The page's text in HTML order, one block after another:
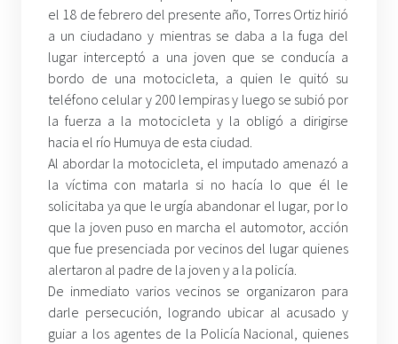
el 18 de febrero del presente año, Torres Ortiz hirió
a un ciudadano y mientras se daba a la fuga del
lugar interceptó a una joven que se conducía a
bordo de una motocicleta, a quien le quitó su
teléfono celular y 200 lempiras y luego se subió por
la fuerza a la motocicleta y la obligó a dirigirse
hacia el río Humuya de esta ciudad.
Al abordar la motocicleta, el imputado amenazó a
la víctima con matarla si no hacía lo que él le
solicitaba ya que le urgía abandonar el lugar, por lo
que la joven puso en marcha el automotor, acción
que fue presenciada por vecinos del lugar quienes
alertaron al padre de la joven y a la policía.
De inmediato varios vecinos se organizaron para
darle persecución, logrando ubicar al acusado y
guiar a los agentes de la Policía Nacional, quienes